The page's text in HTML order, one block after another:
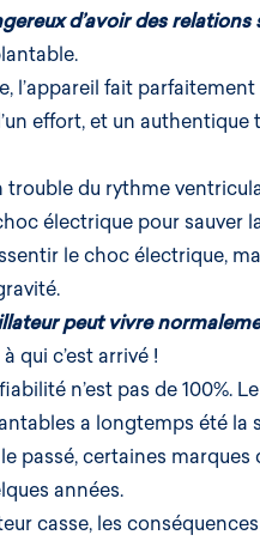
d’avoir des relations
l’appareil fait
effort, et un
trouble du rythme
électrique pour sauver
le choc électrique,
peut vivre
qui c’est arrivé !
n’est pas de 100%.
a longtemps été la
passé, certaines marques
années.
casse, les